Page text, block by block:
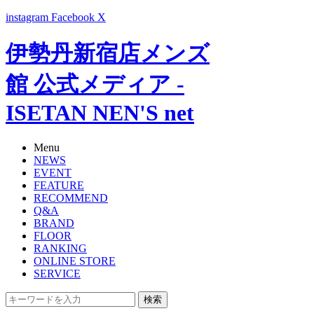
instagram Facebook X
伊勢丹新宿店メンズ
館 公式メディア -
ISETAN NEN'S net
Menu
NEWS
EVENT
FEATURE
RECOMMEND
Q&A
BRAND
FLOOR
RANKING
ONLINE STORE
SERVICE
検索